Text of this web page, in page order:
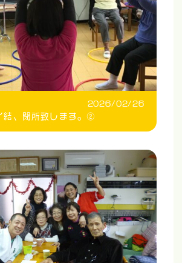
2026/02/26
結、閉所致します。②